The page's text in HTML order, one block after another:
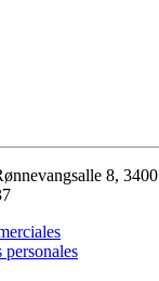
8,
personales